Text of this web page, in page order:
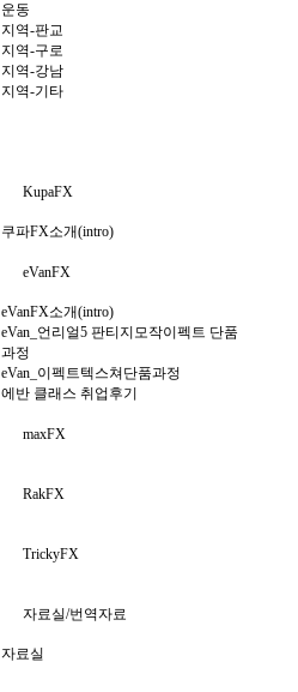
운동
지역-판교
지역-구로
지역-강남
지역-기타
KupaFX
쿠파FX소개(intro)
eVanFX
eVanFX소개(intro)
eVan_언리얼5 판티지모작이펙트 단품
과정
eVan_이펙트텍스쳐단품과정
에반 클래스 취업후기
maxFX
RakFX
TrickyFX
자료실/번역자료
자료실